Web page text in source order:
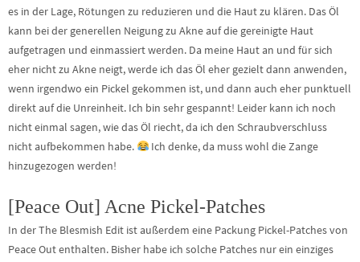
es in der Lage, Rötungen zu reduzieren und die Haut zu klären. Das Öl
kann bei der generellen Neigung zu Akne auf die gereinigte Haut
aufgetragen und einmassiert werden. Da meine Haut an und für sich
eher nicht zu Akne neigt, werde ich das Öl eher gezielt dann anwenden,
wenn irgendwo ein Pickel gekommen ist, und dann auch eher punktuell
direkt auf die Unreinheit. Ich bin sehr gespannt! Leider kann ich noch
nicht einmal sagen, wie das Öl riecht, da ich den Schraubverschluss
nicht aufbekommen habe.
Ich denke, da muss wohl die Zange
hinzugezogen werden!
[Peace Out] Acne Pickel-Patches
In der The Blesmish Edit ist außerdem eine Packung Pickel-Patches von
Peace Out enthalten. Bisher habe ich solche Patches nur ein einziges